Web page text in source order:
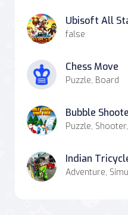
Ubisoft All
false
Chess Move
Puzzle, Board
Bubble
Puzzle,
Indian
Adventure,